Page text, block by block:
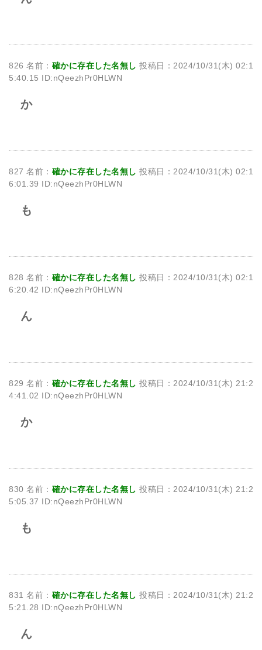
826 名前： 確かに存在した名無し 投稿日：2024/10/31(木) 02:1
5:40.15 ID:nQeezhPr0HLWN
か
827 名前： 確かに存在した名無し 投稿日：2024/10/31(木) 02:1
6:01.39 ID:nQeezhPr0HLWN
も
828 名前： 確かに存在した名無し 投稿日：2024/10/31(木) 02:1
6:20.42 ID:nQeezhPr0HLWN
ん
829 名前： 確かに存在した名無し 投稿日：2024/10/31(木) 21:2
4:41.02 ID:nQeezhPr0HLWN
か
830 名前： 確かに存在した名無し 投稿日：2024/10/31(木) 21:2
5:05.37 ID:nQeezhPr0HLWN
も
831 名前： 確かに存在した名無し 投稿日：2024/10/31(木) 21:2
5:21.28 ID:nQeezhPr0HLWN
ん